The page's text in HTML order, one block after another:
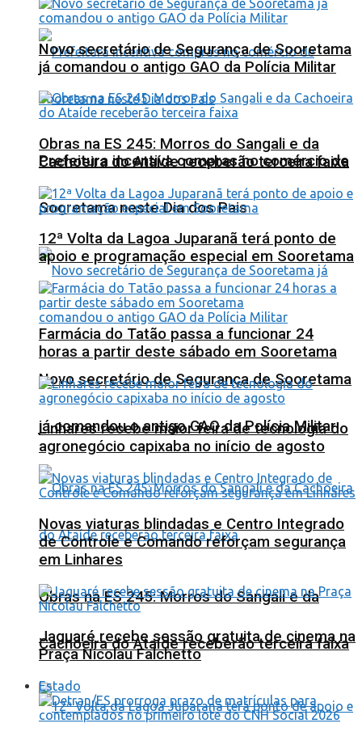
Prefeitura incentiva compras no comércio de
Sooretama neste Dia dos Pais
Novo secretário de Segurança de Sooretama
já comandou o antigo GAO da Polícia Militar
Obras na ES 245: Morros do Sangali e da
Cachoeira do Ataíde receberão terceira faixa
Novo secretário de Segurança de Sooretama
já comandou o antigo GAO da Polícia Militar
Obras na ES 245: Morros do Sangali e da
Cachoeira do Ataíde receberão terceira faixa
12ª Volta da Lagoa Juparanã terá ponto de
apoio e programação especial em Sooretama
Farmácia do Tatão passa a funcionar 24
horas a partir deste sábado em Sooretama
Linhares recebe maior feira de tecnologia do
agronegócio capixaba no início de agosto
Novas viaturas blindadas e Centro Integrado
de Controle e Comando reforçam segurança
em Linhares
Jaguaré recebe sessão gratuita de cinema na
Praça Nicolau Falchetto
Estado